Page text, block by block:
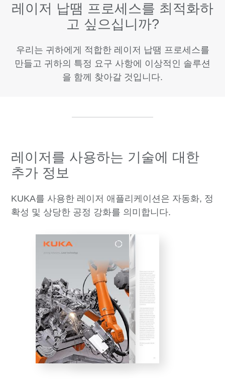
레이저 납땜 프로세스를 최적화하
고 싶으십니까?
우리는 귀하에게 적합한 레이저 납땜 프로세스를
만들고 귀하의 특정 요구 사항에 이상적인 솔루션
을 함께 찾아갈 것입니다.
레이저를 사용하는 기술에 대한
추가 정보
KUKA를 사용한 레이저 애플리케이션은 자동화, 정
확성 및 상당한 공정 강화를 의미합니다.